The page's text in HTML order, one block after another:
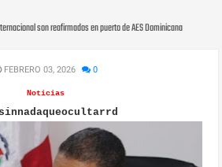
son reafirmados en puerto de AES Dominicana
FEBRERO 03, 2026 0
Noticias